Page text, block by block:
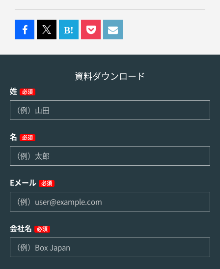
資料ダウンロード
姓 必須
名 必須
Eメール 必須
会社名 必須